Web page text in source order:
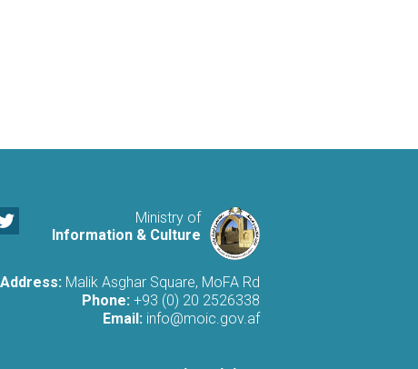
Ministry of
Information & Culture
Address: Malik Asghar Square, MoFA Rd
Phone: +93 (0) 20 2526338
Email: info@moic.gov.af